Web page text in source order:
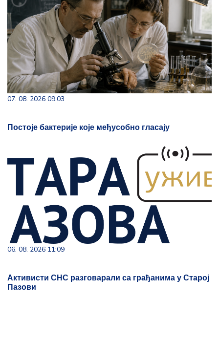
07. 08. 2026 09:03
Постоје бактерије које међусобно гласају
06. 08. 2026 11:09
Активисти СНС разговарали са грађанима у Старој
Пазови